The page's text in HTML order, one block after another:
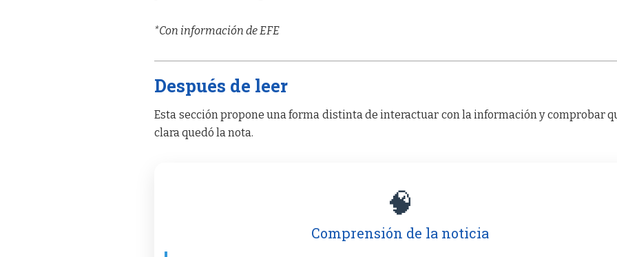
*Con información de EFE
Después de leer
Esta sección propone una forma distinta de interactuar con la información y comprobar
clara quedó la nota.
🧠
Comprensión de la noticia